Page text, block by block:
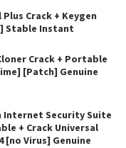
Plus Crack + Keygen
Stable Instant
Crack + Portable
[Patch] Genuine
Internet Security Suite
+ Crack Universal
[no Virus] Genuine